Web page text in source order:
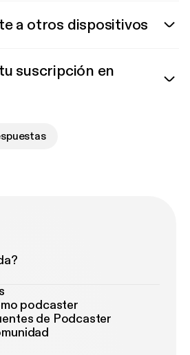
a otros dispositivos
suscripción en
podcaster
de Podcaster